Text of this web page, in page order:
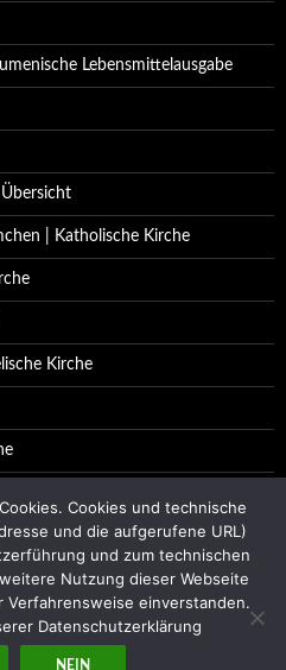
Lebensmittelausgabe
| Katholische Kirche
Kirche
Cookies und technische
und die aufgerufene URL)
und zum technischen
Nutzung dieser Webseite
Verfahrensweise einverstanden.
Datenschutzerklärung
NEIN